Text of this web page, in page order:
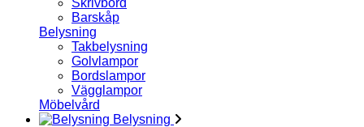
Skrivbord
Barskåp
Belysning
Takbelysning
Golvlampor
Bordslampor
Vägglampor
Möbelvård
Belysning